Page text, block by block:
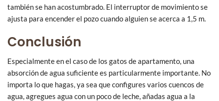
también se han acostumbrado. El interruptor de movimiento se
ajusta para encender el pozo cuando alguien se acerca a 1,5 m.
Conclusión
Especialmente en el caso de los gatos de apartamento, una
absorción de agua suficiente es particularmente importante. No
importa lo que hagas, ya sea que configures varios cuencos de
agua, agregues agua con un poco de leche, añadas agua a la